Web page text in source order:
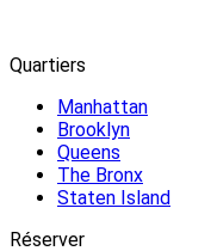
Quartiers
Manhattan
Brooklyn
Queens
The Bronx
Staten Island
Réserver